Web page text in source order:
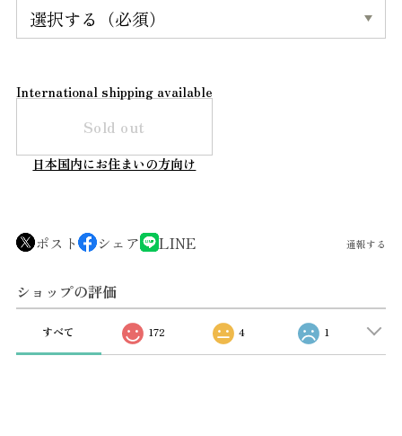
International shipping available
Sold out
日本国内にお住まいの方向け
ポスト シェア LINE 通報する
ショップの評価
すべて 172 4 1